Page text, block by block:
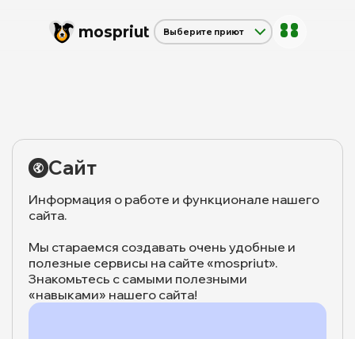
mospriut Выберите приют
Щербинка
Сайт
Информация о работе и функционале нашего
сайта.
Мы стараемся создавать очень удобные и
полезные сервисы на сайте «mospriut».
Знакомьтесь с самыми полезными
«навыками» нашего сайта!